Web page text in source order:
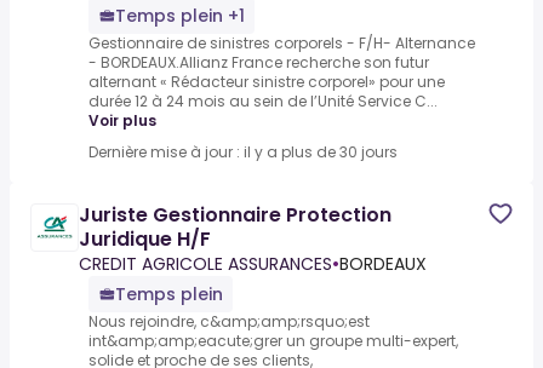
Temps plein +1
Gestionnaire de sinistres corporels - F/H- Alternance
- BORDEAUX.Allianz France recherche son futur
alternant « Rédacteur sinistre corporel» pour une
durée 12 à 24 mois au sein de l’Unité Service C...
Voir plus
Dernière mise à jour : il y a plus de 30 jours
Juriste Gestionnaire Protection
Juridique H/F
CREDIT AGRICOLE ASSURANCES•BORDEAUX
Temps plein
Nous rejoindre, c&amp;amp;rsquo;est
int&amp;amp;eacute;grer un groupe multi-expert,
solide et proche de ses clients,